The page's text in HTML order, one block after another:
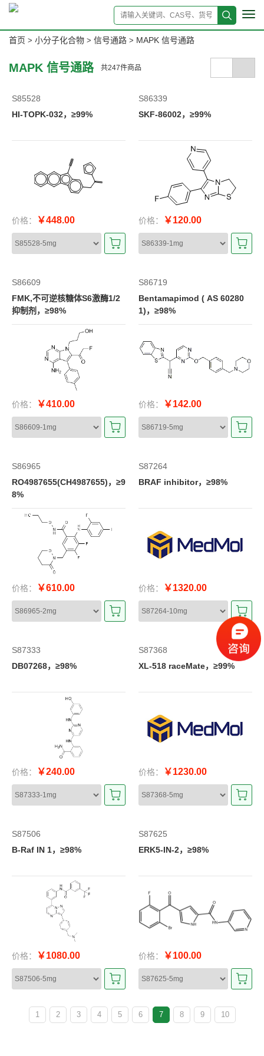
首页 > 小分子化合物 > 信号通路 > MAPK 信号通路
MAPK 信号通路 共247件商品
S85528
HI-TOPK-032，≥99%
价格： ￥448.00
S86339
SKF-86002，≥99%
价格： ￥120.00
S86609
FMK,不可逆核糖体S6激酶1/2
抑制剂，≥98%
价格： ￥410.00
S86719
Bentamapimod ( AS 60280
1)，≥98%
价格： ￥142.00
S86965
RO4987655(CH4987655)，≥9
8%
价格： ￥610.00
S87264
BRAF inhibitor，≥98%
价格： ￥1320.00
S87333
DB07268，≥98%
价格： ￥240.00
S87368
XL-518 raceMate，≥99%
价格： ￥1230.00
S87506
B-Raf IN 1，≥98%
价格： ￥1080.00
S87625
ERK5-IN-2，≥98%
价格： ￥100.00
1 2 3 4 5 6 7 8 9 10